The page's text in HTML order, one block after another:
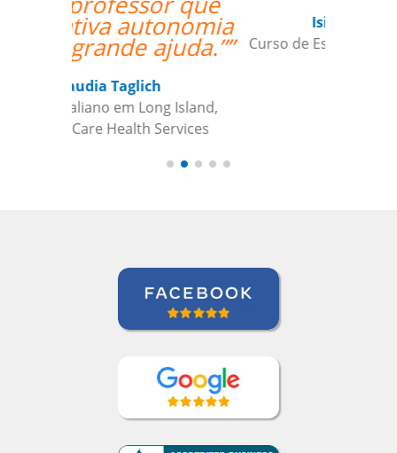
Isis Andreatta
Curso de Espanhol em Guarulhos